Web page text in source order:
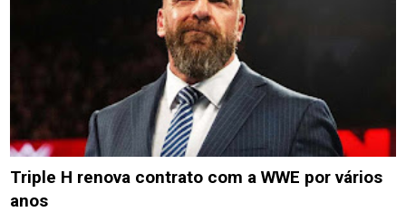
Triple H renova contrato com a WWE por vários
anos